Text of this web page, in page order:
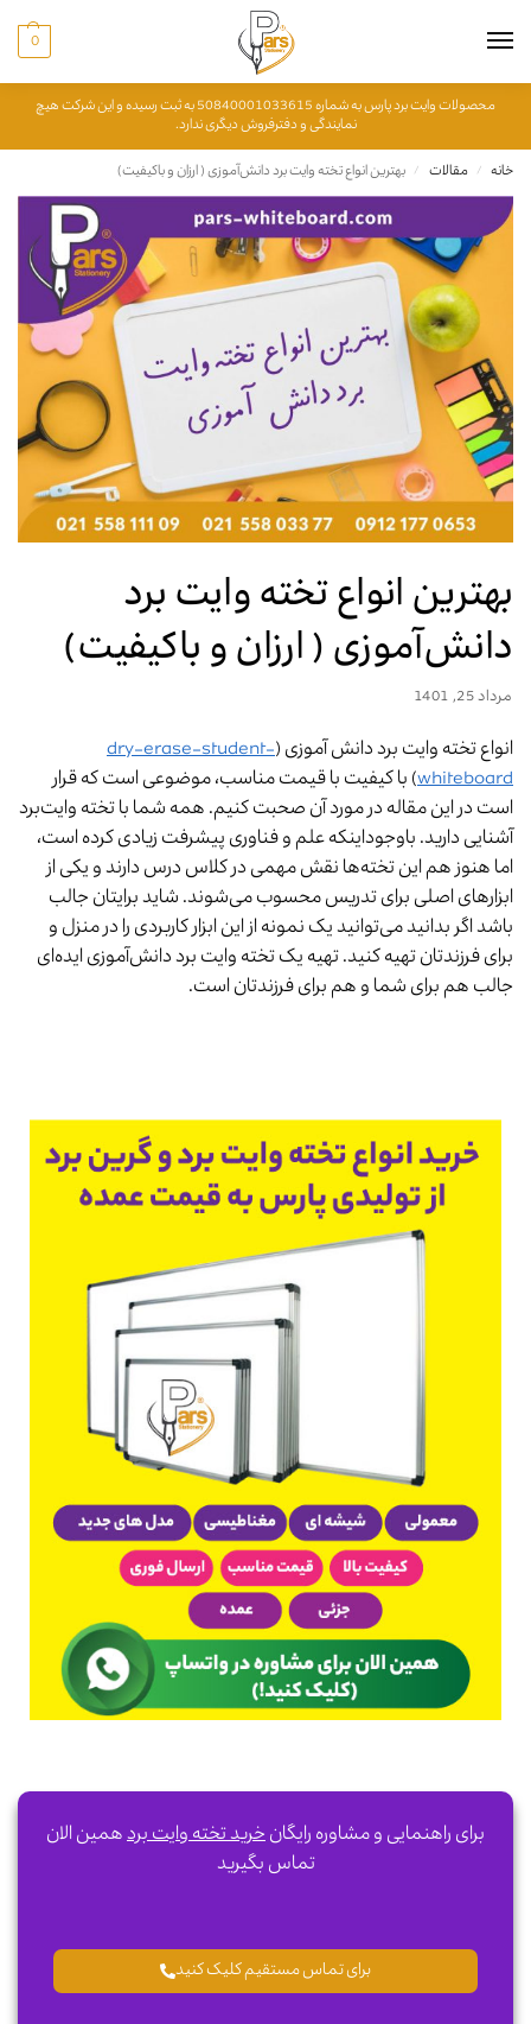
0
محصولات وایت برد پارس به شماره 50840001033615 به ثبت رسیده و این شرکت هیچ
نمایندگی و دفترفروش دیگری ندارد.
خانه / مقالات / بهترین انواع تخته وایت برد دانش‌آموزی ( ارزان و باکیفیت)
بهترین انواع تخته وایت برد
دانش‌آموزی ( ارزان و باکیفیت)
مرداد 25, 1401
انواع تخته وایت برد دانش آموزی (dry-erase-student-
whiteboard) با کیفیت با قیمت مناسب، موضوعی است که قرار
است در این مقاله در مورد آن صحبت کنیم. همه شما با تخته وایت‌برد
آشنایی دارید. باوجوداینکه علم و فناوری پیشرفت زیادی کرده است،
اما هنوز هم این تخته‌ها نقش مهمی در کلاس درس دارند و یکی از
ابزارهای اصلی برای تدریس محسوب می‌شوند. شاید برایتان جالب
باشد اگر بدانید می‌توانید یک نمونه از این ابزار کاربردی را در منزل و
برای فرزندتان تهیه کنید. تهیه یک تخته وایت برد دانش‌آموزی ایده‌ای
جالب هم برای شما و هم برای فرزندتان است.
برای راهنمایی و مشاوره رایگانخرید تخته وایت بردهمین الان
تماس بگیرید
برای تماس مستقیم کلیک کنید